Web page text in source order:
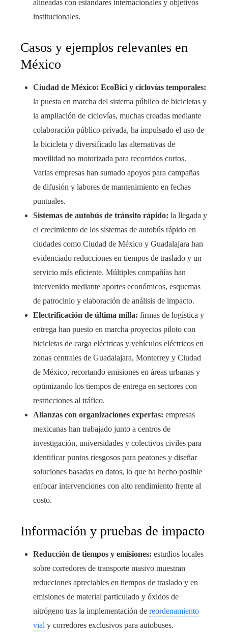
alineadas con estándares internacionales y objetivos
institucionales.
Casos y ejemplos relevantes en
México
Ciudad de México: EcoBici y ciclovías temporales:
la puesta en marcha del sistema público de bicicletas y
la ampliación de ciclovías, muchas creadas mediante
colaboración público-privada, ha impulsado el uso de
la bicicleta y diversificado las alternativas de
movilidad no motorizada para recorridos cortos.
Varias empresas han sumado apoyos para campañas
de difusión y labores de mantenimiento en fechas
puntuales.
Sistemas de autobús de tránsito rápido: la llegada y
el crecimiento de los sistemas de autobús rápido en
ciudades como Ciudad de México y Guadalajara han
evidenciado reducciones en tiempos de traslado y un
servicio más eficiente. Múltiples compañías han
intervenido mediante aportes económicos, esquemas
de patrocinio y elaboración de análisis de impacto.
Electrificación de última milla: firmas de logística y
entrega han puesto en marcha proyectos piloto con
bicicletas de carga eléctricas y vehículos eléctricos en
zonas centrales de Guadalajara, Monterrey y Ciudad
de México, recortando emisiones en áreas urbanas y
optimizando los tiempos de entrega en sectores con
restricciones al tráfico.
Alianzas con organizaciones expertas: empresas
mexicanas han trabajado junto a centros de
investigación, universidades y colectivos civiles para
identificar puntos riesgosos para peatones y diseñar
soluciones basadas en datos, lo que ha hecho posible
enfocar intervenciones con alto rendimiento frente al
costo.
Información y pruebas de impacto
Reducción de tiempos y emisiones: estudios locales
sobre corredores de transporte masivo muestran
reducciones apreciables en tiempos de traslado y en
emisiones de material particulado y óxidos de
nitrógeno tras la implementación de reordenamiento
vial y corredores exclusivos para autobuses.